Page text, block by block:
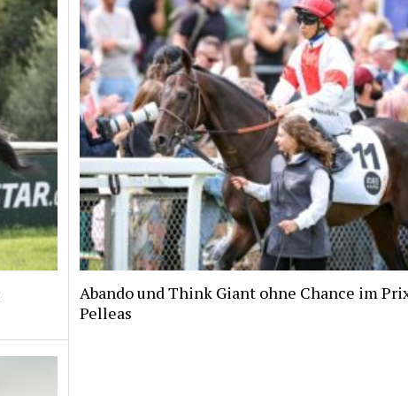
Abando und Think Giant ohne Chance im
Pelleas